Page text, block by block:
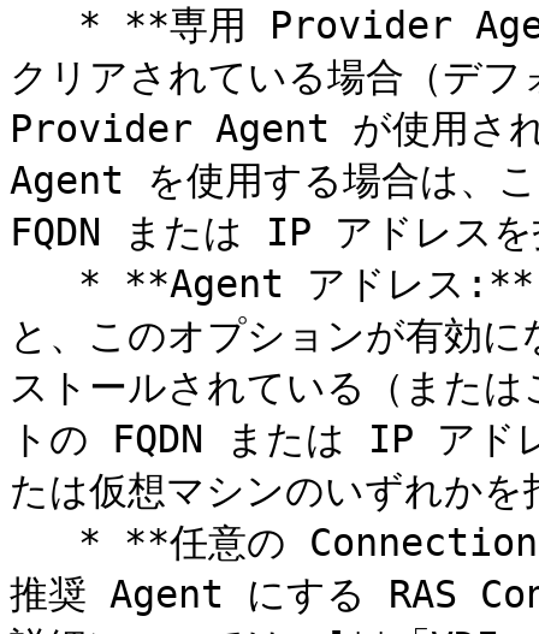
クリアされている場合（デ
Provider Agent が使用さ
Agent を使用する場合は、
FQDN または IP アドレスを
と、このオプションが有効
ストールされている（また
トの FQDN または IP アド
たは仮想マシンのいずれかを
推奨 Agent にする RAS